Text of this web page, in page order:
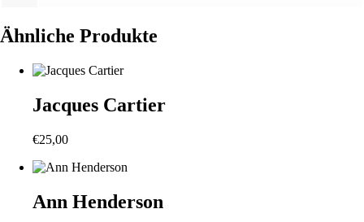
Ähnliche Produkte
Jacques Cartier
€25,00
Ann Henderson